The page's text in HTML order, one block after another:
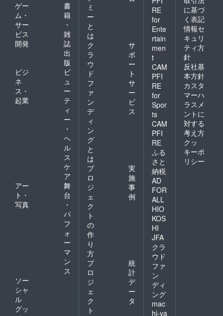
ゲー
ム・
サー
ビス
開発
書
籍
・
雑
誌
出
版
ビジ
ネ
ス・
起業
ビ
ュ
ー
テ
ィ
ー
・
ヘ
ル
ス
ケ
ア
アー
ト・
写真
舞
台
・
パ
フ
ォ
ー
マ
ン
ス
ソー
シャ
ル
グッ
ミ
ー
と
は
ク
ラ
ウ
ド
フ
ァ
ン
デ
ィ
ン
グ
と
は
サ
ポ
ー
ト
サ
ー
ビ
ス
プ
ロ
ジ
ェ
ク
ト
の
作
り
方
実
施
事
例
プ
ロ
ジ
ェ
ク
ト
統
計
デ
ー
タ
RE
for
Ente
rtain
men
t
CAM
PFI
RE
for
Spor
ts
CAM
PFI
RE
ふる
さと
納税
AD
FOR
ALL
HIO
KOS
HI
JFA
クラ
ウド
ファ
ン
ディ
ング
mac
hi-ya
に基づ
く表記
情報セ
キュリ
ティ方
針
反社基
本方針
カスタ
マーハ
ラスメ
ントに
対する
考え方
クッ
キーポ
リシー